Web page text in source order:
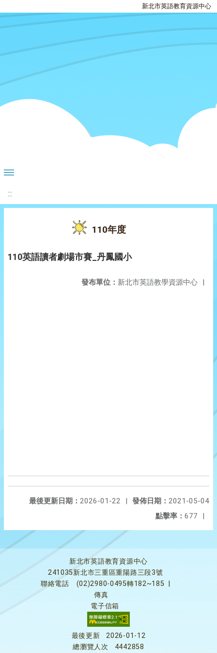
新北市英語教育資源中心
:::
110年度
110英語讀者劇場市賽_丹鳳國小
發布單位： 新北市英語教學資源中心 |
發佈日期： 2021-05-04
最後更新日期： 2026-01-22
|
點擊率： 677 |
新北市英語教育資源中心
241035新北市三重區重陽路三段3號
聯絡電話
(02)2980-0495轉182~185
傳真
電子信箱
最後更新
2026-01-12
總瀏覽人次
4442858